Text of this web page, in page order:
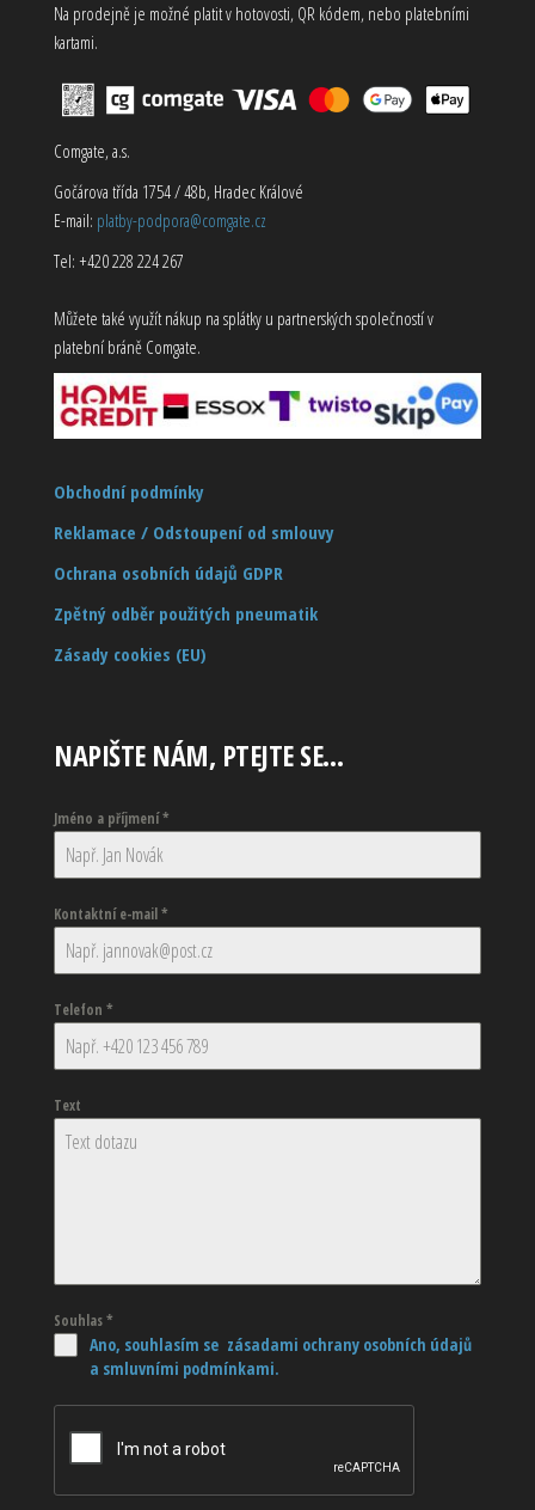
Na prodejně je možné platit v hotovosti, QR kódem, nebo platebními
kartami.
Comgate, a.s.
Gočárova třída 1754 / 48b, Hradec Králové
E-mail: platby-podpora@comgate.cz
Tel: +420 228 224 267
Můžete také využít nákup na splátky u partnerských společností v
platební bráně Comgate.
Obchodní podmínky
Reklamace / Odstoupení od smlouvy
Ochrana osobních údajů GDPR
Zpětný odběr použitých pneumatik
Zásady cookies (EU)
NAPIŠTE NÁM, PTEJTE SE…
Jméno a příjmení*
Kontaktní e-mail*
Telefon *
Text
Souhlas*
Ano, souhlasím se zásadami ochrany osobních údajů
a smluvními podmínkami.